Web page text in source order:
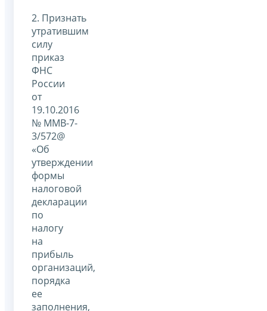
2. Признать
утратившим
силу
приказ
ФНС
России
от
19.10.2016
№ ММВ-7-
3/572@
«Об
утверждении
формы
налоговой
декларации
по
налогу
на
прибыль
организаций,
порядка
ее
заполнения,